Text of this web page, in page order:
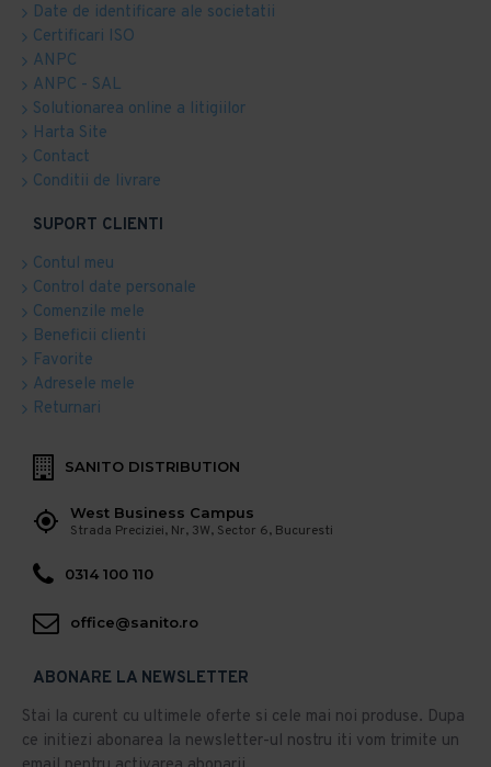
Date de identificare ale societatii
Certificari ISO
ANPC
ANPC - SAL
Solutionarea online a litigiilor
Harta Site
Contact
Conditii de livrare
SUPORT CLIENTI
Contul meu
Control date personale
Comenzile mele
Beneficii clienti
Favorite
Adresele mele
Returnari
SANITO DISTRIBUTION
West Business Campus
Strada Preciziei, Nr, 3W, Sector 6, Bucuresti
0314 100 110
office@sanito.ro
ABONARE LA NEWSLETTER
Stai la curent cu ultimele oferte si cele mai noi produse. Dupa
ce initiezi abonarea la newsletter-ul nostru iti vom trimite un